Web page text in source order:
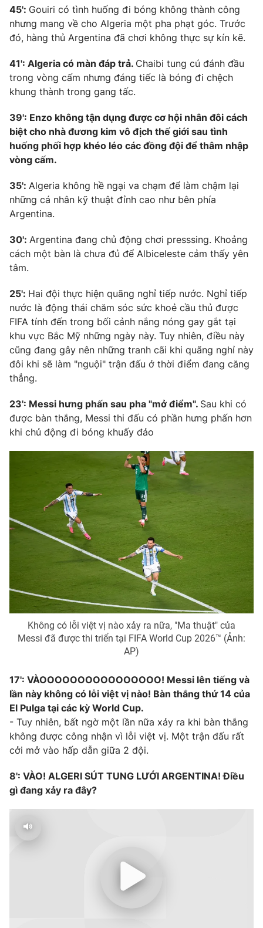
45': Gouiri có tình huống đi bóng không thành công
nhưng mang về cho Algeria một pha phạt góc. Trước
đó, hàng thủ Argentina đã chơi không thực sự kín kẽ.
41': Algeria có màn đáp trả. Chaibi tung cú đánh đầu
trong vòng cấm nhưng đáng tiếc là bóng đi chệch
khung thành trong gang tấc.
39': Enzo không tận dụng được cơ hội nhân đôi cách
biệt cho nhà đương kim vô địch thế giới sau tình
huống phối hợp khéo léo các đồng đội để thâm nhập
vòng cấm.
35': Algeria không hề ngại va chạm để làm chậm lại
những cá nhân kỹ thuật đỉnh cao như bên phía
Argentina.
30': Argentina đang chủ động chơi presssing. Khoảng
cách một bàn là chưa đủ để Albiceleste cảm thấy yên
tâm.
25': Hai đội thực hiện quãng nghỉ tiếp nước. Nghỉ tiếp
nước là động thái chăm sóc sức khoẻ cầu thủ được
FIFA tính đến trong bối cảnh nắng nóng gay gắt tại
khu vực Bắc Mỹ những ngày này. Tuy nhiên, điều này
cũng đang gây nên những tranh cãi khi quãng nghỉ này
đôi khi sẽ làm "nguội" trận đấu ở thời điểm đang căng
thẳng.
23': Messi hưng phấn sau pha "mở điểm". Sau khi có
được bàn thắng, Messi thi đấu có phần hưng phấn hơn
khi chủ động đi bóng khuấy đảo
Không có lỗi việt vị nào xảy ra nữa, "Ma thuật" của
Messi đã được thi triển tại FIFA World Cup 2026™ (Ảnh:
AP)
17': VÀOOOOOOOOOOOOOOOO! Messi lên tiếng và
lần này không có lỗi việt vị nào! Bàn thắng thứ 14 của
El Pulga tại các kỳ World Cup.
- Tuy nhiên, bất ngờ một lần nữa xảy ra khi bàn thắng
không được công nhận vì lỗi việt vị. Một trận đấu rất
cởi mở vào hấp dẫn giữa 2 đội.
8': VÀO! ALGERI SÚT TUNG LƯỚI ARGENTINA! Điều
gì đang xảy ra đây?